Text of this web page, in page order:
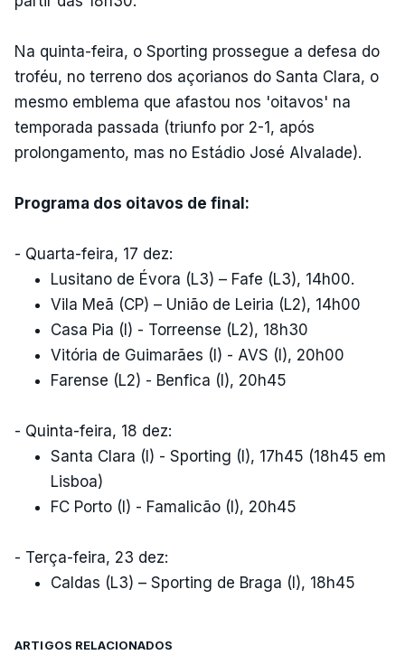
Na quinta-feira, o Sporting prossegue a defesa do
troféu, no terreno dos açorianos do Santa Clara, o
mesmo emblema que afastou nos 'oitavos' na
temporada passada (triunfo por 2-1, após
prolongamento, mas no Estádio José Alvalade).
Programa dos oitavos de final:
- Quarta-feira, 17 dez:
Lusitano de Évora (L3) – Fafe (L3), 14h00.
Vila Meã (CP) – União de Leiria (L2), 14h00
Casa Pia (I) - Torreense (L2), 18h30
Vitória de Guimarães (I) - AVS (I), 20h00
Farense (L2) - Benfica (l), 20h45
- Quinta-feira, 18 dez:
Santa Clara (I) - Sporting (I), 17h45 (18h45 em
Lisboa)
FC Porto (I) - Famalicão (I), 20h45
- Terça-feira, 23 dez:
Caldas (L3) – Sporting de Braga (I), 18h45
ARTIGOS RELACIONADOS